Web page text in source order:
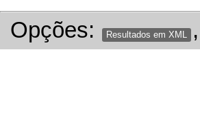
Opções: Resultados em XML ,